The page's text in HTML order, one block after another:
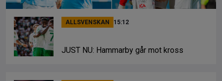
ALLSVENSKAN 15:12
JUST NU: Hammarby går mot kross